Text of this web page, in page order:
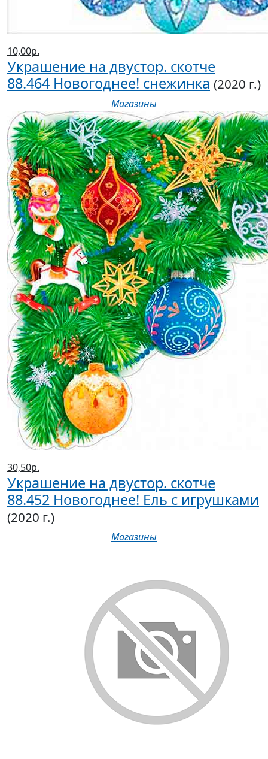
10,00р.
Украшение на двустор. скотче
88.464 Новогоднее! снежинка (2020 г.)
Магазины
30,50р.
Украшение на двустор. скотче
88.452 Новогоднее! Ель с игрушками
(2020 г.)
Магазины